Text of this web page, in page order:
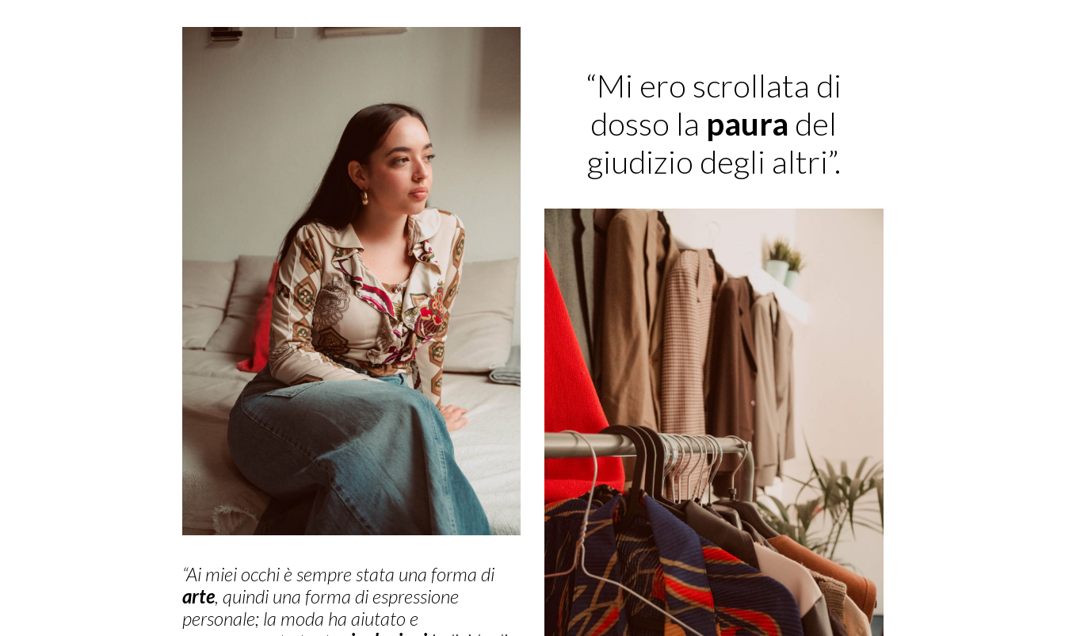
“Ai miei occhi è sempre stata una forma di
arte, quindi una forma di espressione
personale; la moda ha aiutato e
“Mi ero scrollata di
dosso la paura del
giudizio degli altri”.